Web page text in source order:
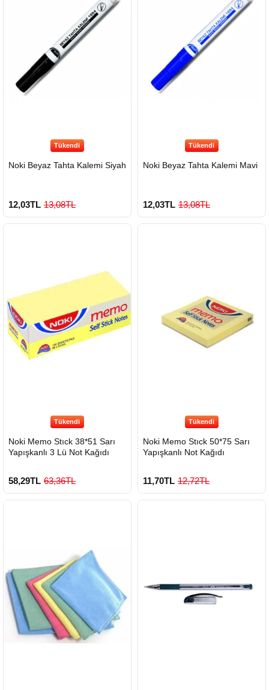
Tükendi
Noki Beyaz Tahta Kalemi Siyah
12,03TL 13,08TL
Tükendi
Noki Beyaz Tahta Kalemi Mavi
12,03TL 13,08TL
Tükendi
Noki Memo Stıck 38*51 Sarı
Yapışkanlı 3 Lü Not Kağıdı
58,29TL 63,36TL
Tükendi
Noki Memo Stıck 50*75 Sarı
Yapışkanlı Not Kağıdı
11,70TL 12,72TL